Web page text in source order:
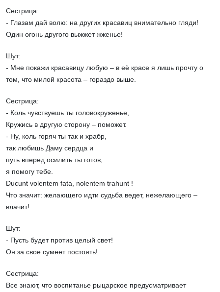
Сестрица:
- Глазам дай волю: на других красавиц внимательно гляди!
Один огонь другого выжжет жженье!
Шут:
- Мне покажи красавицу любую – в её красе я лишь прочту о
том, что милой красота – гораздо выше.
Сестрица:
- Коль чувствуешь ты головокруженье,
Кружись в другую сторону – поможет.
- Ну, коль горяч ты так и храбр,
так любишь Даму сердца и
путь вперед осилить ты готов,
я помогу тебе.
Ducunt volentem fata, nolentem trahunt !
Что значит: желающего идти судьба ведет, нежелающего –
влачит!
Шут:
- Пусть будет против целый свет!
Он за свое сумеет постоять!
Сестрица:
Все знают, что воспитанье рыцарское предусматривает